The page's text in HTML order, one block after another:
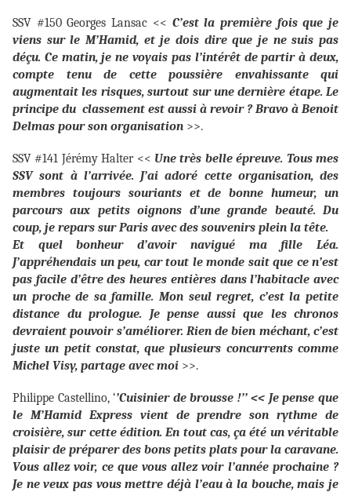
SSV #150 Georges Lansac << C’est la première fois que je
viens sur le M’Hamid, et je dois dire que je ne suis pas
déçu. Ce matin, je ne voyais pas l’intérêt de partir à deux,
compte tenu de cette poussière envahissante qui
augmentait les risques, surtout sur une dernière étape. Le
principe du classement est aussi à revoir ? Bravo à Benoit
Delmas pour son organisation >>.
SSV #141 Jérémy Halter << Une très belle épreuve. Tous mes
SSV sont à l’arrivée. J’ai adoré cette organisation, des
membres toujours souriants et de bonne humeur, un
parcours aux petits oignons d’une grande beauté. Du
coup, je repars sur Paris avec des souvenirs plein la tête.
Et quel bonheur d’avoir navigué ma fille Léa.
J’appréhendais un peu, car tout le monde sait que ce n’est
pas facile d’être des heures entières dans l’habitacle avec
un proche de sa famille. Mon seul regret, c’est la petite
distance du prologue. Je pense aussi que les chronos
devraient pouvoir s’améliorer. Rien de bien méchant, c’est
juste un petit constat, que plusieurs concurrents comme
Michel Visy, partage avec moi >>.
Philippe Castellino, ‘’Cuisinier de brousse !’’ << Je pense que
le M’Hamid Express vient de prendre son rythme de
croisière, sur cette édition. En tout cas, ça été un véritable
plaisir de préparer des bons petits plats pour la caravane.
Vous allez voir, ce que vous allez voir l’année prochaine ?
Je ne veux pas vous mettre déjà l’eau à la bouche, mais je